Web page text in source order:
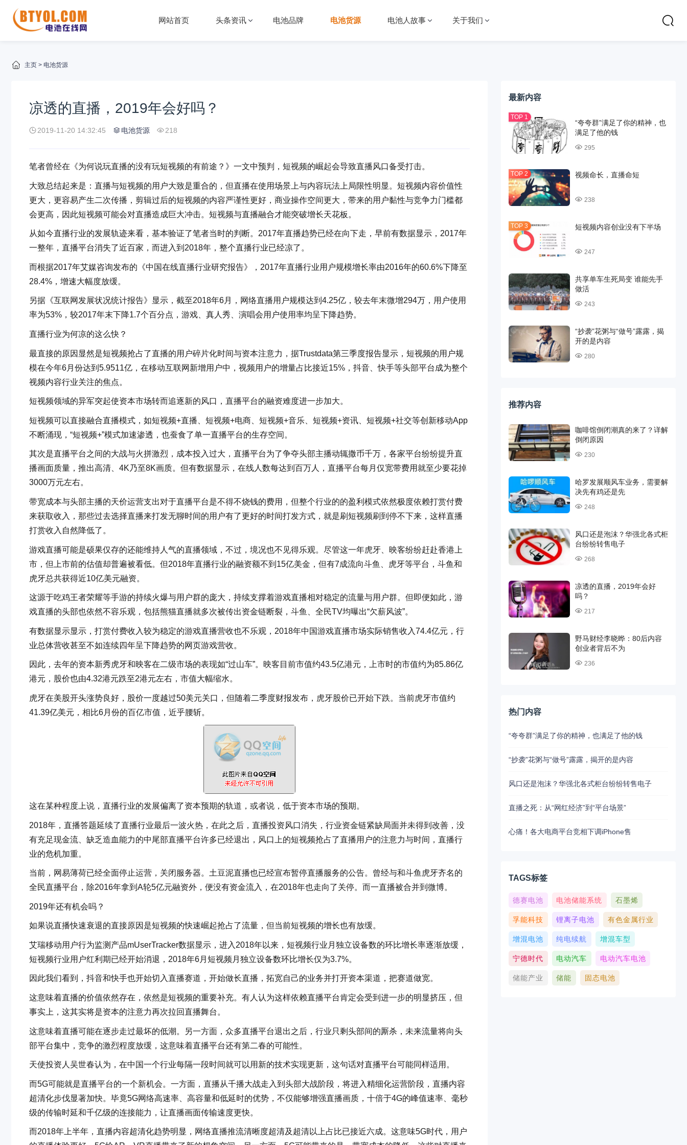
网站首页 头条资讯 电池品牌 电池货源 电池人故事 关于我们
主页 > 电池货源
凉透的直播，2019年会好吗？
2019-11-20 14:32:45 电池货源 218
笔者曾经在《为何说玩直播的没有玩短视频的有前途？》一文中预判，短视频的崛起会导致直播风口备受打击。
大致总结起来是：直播与短视频的用户大致是重合的，但直播在使用场景上与内容玩法上局限性明显。短视频内容价值性
更大，更容易产生二次传播，剪辑过后的短视频的内容严谨性更好，商业操作空间更大，带来的用户黏性与竞争力门槛都
会更高，因此短视频可能会对直播造成巨大冲击。短视频与直播融合才能突破增长天花板。
从如今直播行业的发展轨迹来看，基本验证了笔者当时的判断。2017年直播趋势已经在向下走，早前有数据显示，2017年
一整年，直播平台消失了近百家，而进入到2018年，整个直播行业已经凉了。
而根据2017年艾媒咨询发布的《中国在线直播行业研究报告》，2017年直播行业用户规模增长率由2016年的60.6%下降至
28.4%，增速大幅度放缓。
另据《互联网发展状况统计报告》显示，截至2018年6月，网络直播用户规模达到4.25亿，较去年末微增294万，用户使用
率为53%，较2017年末下降1.7个百分点，游戏、真人秀、演唱会用户使用率均呈下降趋势。
直播行业为何凉的这么快？
最直接的原因显然是短视频抢占了直播的用户碎片化时间与资本注意力，据Trustdata第三季度报告显示，短视频的用户规
模在今年6月份达到5.9511亿，在移动互联网新增用户中，视频用户的增量占比接近15%，抖音、快手等头部平台成为整个
视频内容行业关注的焦点。
短视频领域的异军突起使资本市场转而追逐新的风口，直播平台的融资难度进一步加大。
短视频可以直接融合直播模式，如短视频+直播、短视频+电商、短视频+音乐、短视频+资讯、短视频+社交等创新移动App
不断涌现，“短视频+”模式加速渗透，也蚕食了单一直播平台的生存空间。
其次是直播平台之间的大战与火拼激烈，成本投入过大，直播平台为了争夺头部主播动辄撒币千万，各家平台纷纷提升直
播画面质量，推出高清、4K乃至8K画质。但有数据显示，在线人数每达到百万人，直播平台每月仅宽带费用就至少要花掉
3000万元左右。
带宽成本与头部主播的天价运营支出对于直播平台是不得不烧钱的费用，但整个行业的的盈利模式依然极度依赖打赏付费
来获取收入，那些过去选择直播来打发无聊时间的用户有了更好的时间打发方式，就是刷短视频刷到停不下来，这样直播
打赏收入自然降低了。
游戏直播可能是硕果仅存的还能维持人气的直播领域，不过，境况也不见得乐观。尽管这一年虎牙、映客纷纷赶赴香港上
市，但上市前的估值却普遍被看低。但2018年直播行业的融资额不到15亿美金，但有7成流向斗鱼、虎牙等平台，斗鱼和
虎牙总共获得近10亿美元融资。
这源于吃鸡王者荣耀等手游的持续火爆与用户群的庞大，持续支撑着游戏直播相对稳定的流量与用户群。但即便如此，游
戏直播的头部也依然不容乐观，包括熊猫直播就多次被传出资金链断裂，斗鱼、全民TV均曝出“欠薪风波”。
有数据显示显示，打赏付费收入较为稳定的游戏直播营收也不乐观，2018年中国游戏直播市场实际销售收入74.4亿元，行
业总体营收甚至不如连续四年呈下降趋势的网页游戏营收。
因此，去年的资本新秀虎牙和映客在二级市场的表现如“过山车”。映客目前市值约43.5亿港元，上市时的市值约为85.86亿
港元，股价也由4.32港元跌至2港元左右，市值大幅缩水。
虎牙在美股开头涨势良好，股价一度越过50美元关口，但随着二季度财报发布，虎牙股价已开始下跌。当前虎牙市值约
41.39亿美元，相比6月份的百亿市值，近乎腰斩。
这在某种程度上说，直播行业的发展偏离了资本预期的轨道，或者说，低于资本市场的预期。
2018年，直播答题延续了直播行业最后一波火热，在此之后，直播投资风口消失，行业资金链紧缺局面并未得到改善，没
有充足现金流、缺乏造血能力的中尾部直播平台许多已经退出，风口上的短视频抢占了直播用户的注意力与时间，直播行
业的危机加重。
当前，网易薄荷已经全面停止运营，关闭服务器。土豆泥直播也已经宣布暂停直播服务的公告。曾经与和斗鱼虎牙齐名的
全民直播平台，除2016年拿到A轮5亿元融资外，便没有资金流入，在2018年也走向了关停。而一直播被合并到微博。
2019年还有机会吗？
如果说直播快速衰退的直接原因是短视频的快速崛起抢占了流量，但当前短视频的增长也有放缓。
艾瑞移动用户行为监测产品mUserTracker数据显示，进入2018年以来，短视频行业月独立设备数的环比增长率逐渐放缓，
短视频行业用户红利期已经开始消退，2018年6月短视频月独立设备数环比增长仅为3.7%。
因此我们看到，抖音和快手也开始切入直播赛道，开始做长直播，拓宽自己的业务并打开资本渠道，把赛道做宽。
这意味着直播的价值依然存在，依然是短视频的重要补充。有人认为这样依赖直播平台肯定会受到进一步的明显挤压，但
事实上，这其实将是资本的注意力再次拉回直播舞台。
这意味着直播可能在逐步走过最坏的低潮。另一方面，众多直播平台退出之后，行业只剩头部间的厮杀，未来流量将向头
部平台集中，竞争的激烈程度放缓，这意味着直播平台还有第二春的可能性。
天使投资人吴世春认为，在中国一个行业每隔一段时间就可以用新的技术实现更新，这句话对直播平台可能同样适用。
而5G可能就是直播平台的一个新机会。一方面，直播从千播大战走入到头部大战阶段，将进入精细化运营阶段，直播内容
超清化步伐显著加快。毕竟5G网络高速率、高容量和低延时的优势，不仅能够增强直播画质，十倍于4G的峰值速率、毫秒
级的传输时延和千亿级的连接能力，让直播画面传输速度更快。
而2018年上半年，直播内容超清化趋势明显，网络直播推流清晰度超清及超清以上占比已接近六成。这意味5G时代，用户
最新内容
“夸夸群”满足了你的精神，也
满足了他的钱
295
视频命长，直播命短
238
短视频内容创业没有下半场
247
共享单车生死局变 谁能先手
做活
243
“抄袭”花粥与“做号”露露，揭
开的是内容
280
推荐内容
咖啡馆倒闭潮真的来了？详解
倒闭原因
230
哈罗发展顺风车业务，需要解
决先有鸡还是先
248
风口还是泡沫？华强北各式柜
台纷纷转售电子
268
凉透的直播，2019年会好
吗？
217
野马财经李晓晔：80后内容
创业者背后不为
236
热门内容
“夸夸群”满足了你的精神，也满足了他的钱
“抄袭”花粥与“做号”露露，揭开的是内容
风口还是泡沫？华强北各式柜台纷纷转售电子
直播之死：从“网红经济”到“平台场景”
心痛！各大电商平台竞相下调iPhone售
TAGS标签
德赛电池 电池储能系统 石墨烯
孚能科技 锂离子电池 有色金属行业
增混电池 纯电续航 增混车型
宁德时代 电动汽车 电动汽车电池
储能产业 储能 固态电池